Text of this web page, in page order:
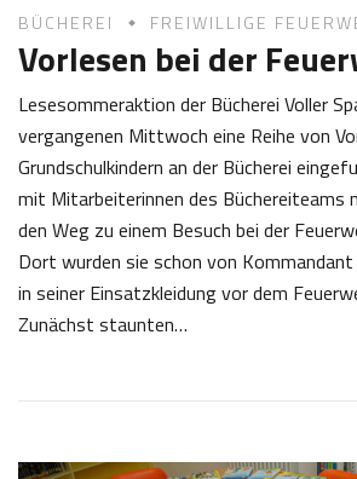
BÜCHEREI FREIWILLIGE
Vorlesen bei der
Lesesommeraktion der Bücherei Voller
vergangenen Mittwoch eine Reihe von
Grundschulkindern an der Bücherei
mit Mitarbeiterinnen des Büchereiteams
den Weg zu einem Besuch bei der
Dort wurden sie schon von
in seiner Einsatzkleidung vor dem
Zunächst staunten…
0
0
a
i